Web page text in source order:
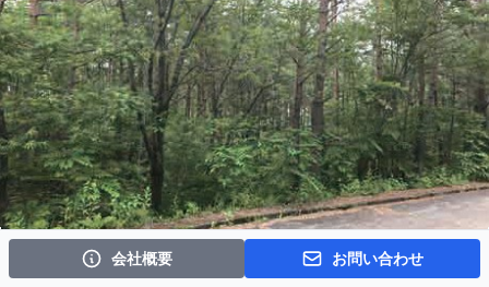
会社概要 お問い合わせ
浅間ハイランドパーク沢に面した土地